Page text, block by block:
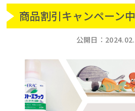
商品割引キャンペーン中
公開日：